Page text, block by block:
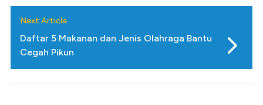
Next Article
Daftar 5 Makanan dan Jenis Olahraga Bantu
Cegah Pikun